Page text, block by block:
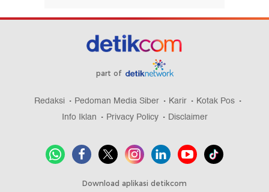
part of
Redaksi Pedoman Media Siber Karir
Kotak Pos
Info Iklan
Privacy Policy Disclaimer
Download aplikasi detikcom